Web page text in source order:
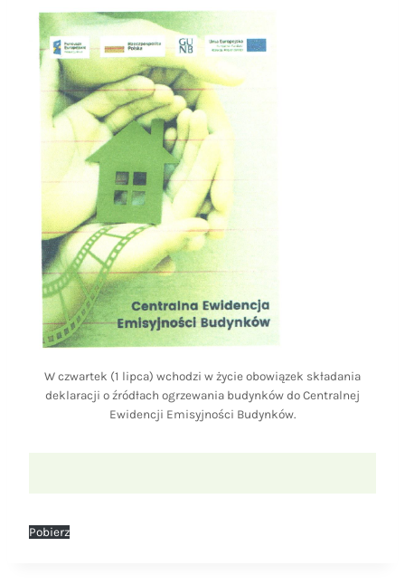
W czwartek (1 lipca) wchodzi w życie obowiązek składania
deklaracji o źródłach ogrzewania budynków do Centralnej
Ewidencji Emisyjności Budynków.
Pobierz